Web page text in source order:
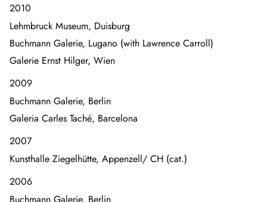
2010
Lehmbruck Museum, Duisburg
Buchmann Galerie, Lugano (with Lawrence Carroll)
Galerie Ernst Hilger, Wien
2009
Buchmann Galerie, Berlin
Galeria Carles Taché, Barcelona
2007
Kunsthalle Ziegelhütte, Appenzell/ CH (cat.)
2006
Buchmann Galerie, Berlin